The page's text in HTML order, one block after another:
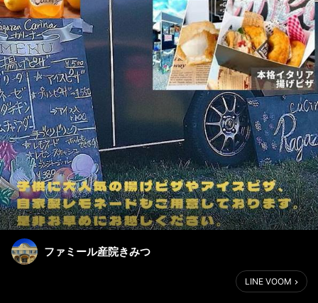
ファミール産院きみつ
LINE VOOM